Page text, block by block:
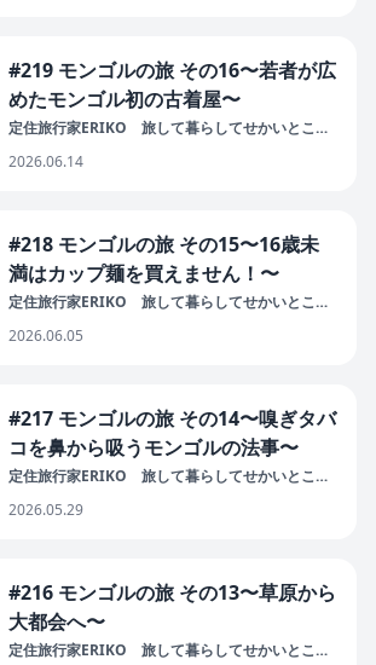
#219 モンゴルの旅 その16〜若者が広
めたモンゴル初の古着屋〜
定住旅行家ERIKO 旅して暮らしてせかいとこと
2026.06.14
#218 モンゴルの旅 その15〜16歳未
満はカップ麺を買えません！〜
定住旅行家ERIKO 旅して暮らしてせかいとこと
2026.06.05
#217 モンゴルの旅 その14〜嗅ぎタバ
コを鼻から吸うモンゴルの法事〜
定住旅行家ERIKO 旅して暮らしてせかいとこと
2026.05.29
#216 モンゴルの旅 その13〜草原から
大都会へ〜
定住旅行家ERIKO 旅して暮らしてせかいとこと